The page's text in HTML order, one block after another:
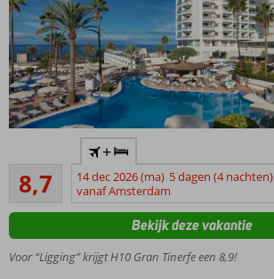
Halfpension
ook
mogelijk
Accommodatie met een
GSTC erkend
duurzaamheidscertificaat
Only
Adult,
18
jaar
8,7
Aanrader
80
beoordelingen
+
14 dec 2026 (ma) 5 dagen (4 nachten)
vanaf Amsterdam
Voor “Ligging” krijgt H10 Gran Tinerfe een 8,9!
Bekijk deze vakantie